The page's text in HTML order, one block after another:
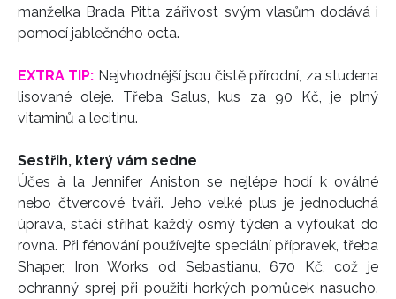
manželka Brada Pitta zářivost svým vlasům dodává i
pomocí jablečného octa.
EXTRA TIP: Nejvhodnější jsou čistě přírodní, za studena
lisované oleje. Třeba Salus, kus za 90 Kč, je plný
vitaminů a lecitinu.
Sestřih, který vám sedne
Účes à la Jennifer Aniston se nejlépe hodí k oválné
nebo čtvercové tváři. Jeho velké plus je jednoduchá
úprava, stačí stříhat každý osmý týden a vyfoukat do
rovna. Při fénování používejte speciální přípravek, třeba
Shaper, Iron Works od Sebastianu, 670 Kč, což je
ochranný sprej při použití horkých pomůcek nasucho.